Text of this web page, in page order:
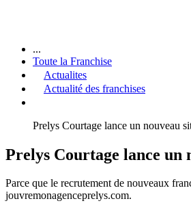
...
Toute la Franchise
Actualites
Actualité des franchises
Prelys Courtage lance un nouveau
Prelys Courtage lance un
Parce que le recrutement de nouveaux
jouvremonagenceprelys.com.